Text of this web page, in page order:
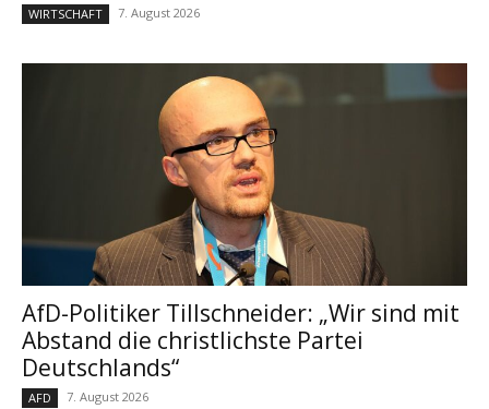
WIRTSCHAFT 7. August 2026
AfD-Politiker Tillschneider: „Wir sind mit
Abstand die christlichste Partei
Deutschlands“
AFD 7. August 2026